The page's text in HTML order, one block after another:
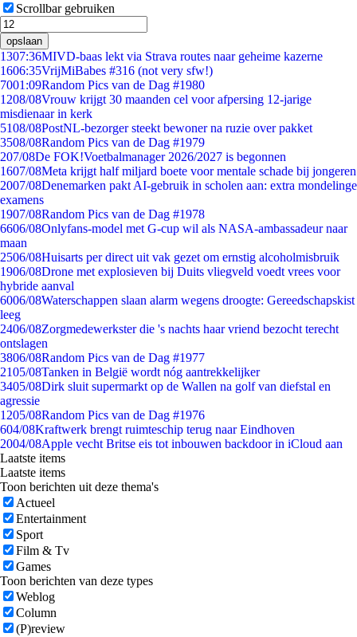
Scrollbar gebruiken
opslaan
1307:36MIVD-baas lekt via Strava routes naar geheime kazerne
1606:35VrijMiBabes #316 (not very sfw!)
7001:09Random Pics van de Dag #1980
1208/08Vrouw krijgt 30 maanden cel voor afpersing 12-jarige
misdienaar in kerk
5108/08PostNL-bezorger steekt bewoner na ruzie over pakket
3508/08Random Pics van de Dag #1979
207/08De FOK!Voetbalmanager 2026/2027 is begonnen
1607/08Meta krijgt half miljard boete voor mentale schade bij jongeren
2007/08Denemarken pakt AI-gebruik in scholen aan: extra mondelinge
examens
1907/08Random Pics van de Dag #1978
6606/08Onlyfans-model met G-cup wil als NASA-ambassadeur naar
maan
2506/08Huisarts per direct uit vak gezet om ernstig alcoholmisbruik
1906/08Drone met explosieven bij Duits vliegveld voedt vrees voor
hybride aanval
6006/08Waterschappen slaan alarm wegens droogte: Gereedschapskist
leeg
2406/08Zorgmedewerkster die 's nachts haar vriend bezocht terecht
ontslagen
3806/08Random Pics van de Dag #1977
2105/08Tanken in België wordt nóg aantrekkelijker
3405/08Dirk sluit supermarkt op de Wallen na golf van diefstal en
agressie
1205/08Random Pics van de Dag #1976
604/08Kraftwerk brengt ruimteschip terug naar Eindhoven
2004/08Apple vecht Britse eis tot inbouwen backdoor in iCloud aan
Laatste items
Laatste items
Toon berichten uit deze thema's
Actueel
Entertainment
Sport
Film & Tv
Games
Toon berichten van deze types
Weblog
Column
(P)review